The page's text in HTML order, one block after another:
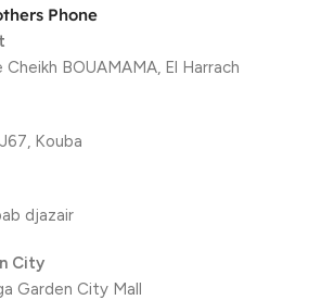
Phone
Cheikh BOUAMAMA, El Harrach
Kouba
djazair
City
Garden City Mall